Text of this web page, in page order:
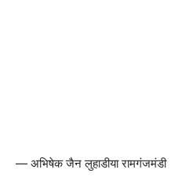
— अभिषेक जैन लुहाडीया रामगंजमंडी